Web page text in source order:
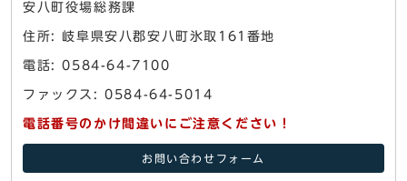
安八町役場総務課
住所: 岐阜県安八郡安八町氷取161番地
電話: 0584-64-7100
ファックス: 0584-64-5014
電話番号のかけ間違いにご注意ください！
お問い合わせフォーム